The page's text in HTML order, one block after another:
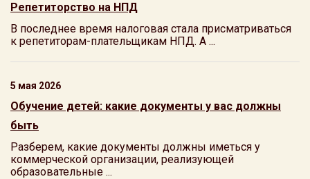
Репетиторство на НПД
В последнее время налоговая стала присматриваться
к репетиторам-плательщикам НПД. А ...
5 мая 2026
Обучение детей: какие документы у вас должны
быть
Разберем, какие документы должны иметься у
коммерческой организации, реализующей
образовательные ...